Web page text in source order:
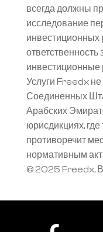
всегда должны
исследование
инвестиционных
ответственность
инвестиционные
Услуги Freedx
Соединенных
Арабских
юрисдикциях,
противоречит
нормативным
© 2025 Freedx,